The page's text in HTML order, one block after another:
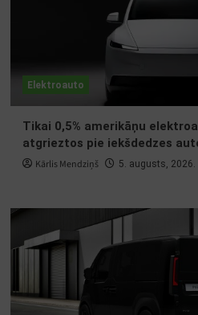
Elektroauto
Tikai 0,5% amerikāņu
atgrieztos pie iekšdedzes
Kārlis Mendziņš 5. augusts, 2026.